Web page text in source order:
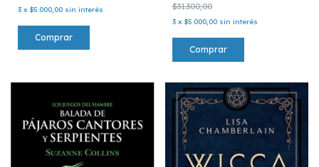
3 x $5.000,00 sin interés $31.300,00
3 x $5.000,00 sin interés